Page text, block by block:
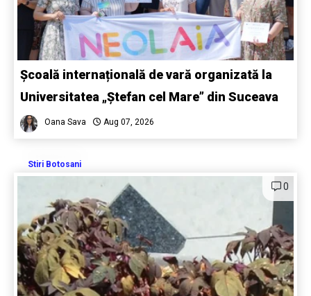
Școală internațională de vară organizată la
Universitatea „Ștefan cel Mare” din Suceava
Oana Sava Aug 07, 2026
Stiri Botosani
0